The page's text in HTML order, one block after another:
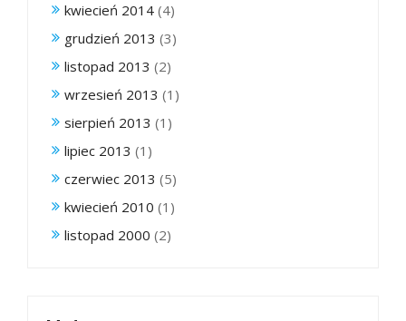
kwiecień 2014 (4)
grudzień 2013 (3)
listopad 2013 (2)
wrzesień 2013 (1)
sierpień 2013 (1)
lipiec 2013 (1)
czerwiec 2013 (5)
kwiecień 2010 (1)
listopad 2000 (2)